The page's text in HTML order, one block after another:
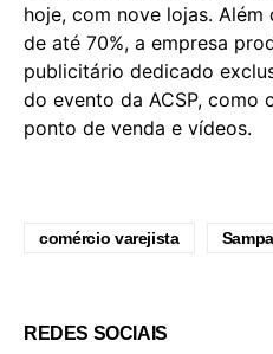
hoje, com nove lojas.
de até 70%, a empresa
publicitário dedicado
do evento da ACSP, como
ponto de venda e vídeos.
comércio varejista
REDES SOCIAIS